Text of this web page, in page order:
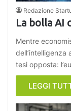
Redazione
La bolla AI
Mentre
dell’intelligenza
tesi opposta:
LEGGI